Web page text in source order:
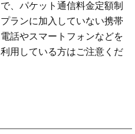
で、パケット通信料金定額制
プランに加入していない携帯
電話やスマートフォンなどを
利用している方はご注意くだ